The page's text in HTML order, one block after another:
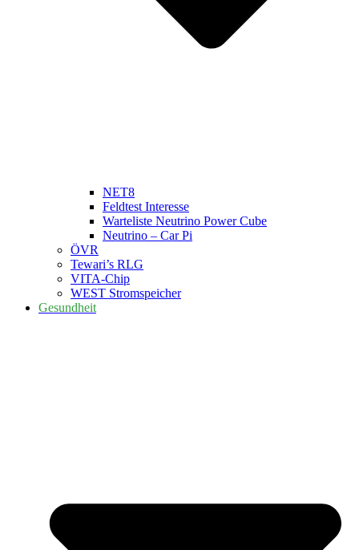
NET8
Feldtest Interesse
Warteliste Neutrino Power Cube
Neutrino – Car Pi
ÖVR
Tewari’s RLG
VITA-Chip
WEST Stromspeicher
Gesundheit